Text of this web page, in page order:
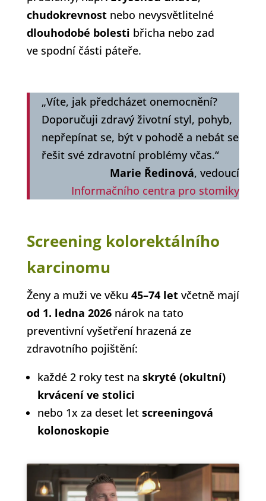
chudokrevnostnebo nevysvětlitelné
dlouhodobé bolesti břicha nebo zad
ve spodní části páteře.
„Víte, jak předcházet onemocnění?
Doporučuji zdravý životní styl, pohyb,
nepřepínat se, být v pohodě a nebát se
řešit své zdravotní problémy včas.“
Marie Ředinová, vedoucí
Informačního centra pro stomiky
Screening kolorektálního
karcinomu
Ženy a muži ve věku 45–⁠⁠⁠⁠⁠⁠74 let včetně mají
od 1. ledna 2026nárok na tato
preventivní vyšetření hrazená ze
zdravotního pojištění:
každé 2 roky test na skryté (okultní)
krvácení ve stolici
nebo 1x za deset let screeningová
kolonoskopie